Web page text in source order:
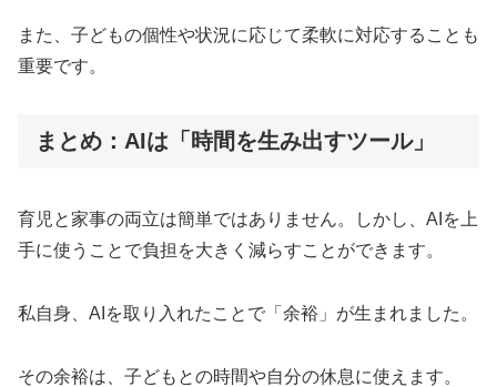
また、子どもの個性や状況に応じて柔軟に対応することも
重要です。
まとめ：AIは「時間を生み出すツール」
育児と家事の両立は簡単ではありません。しかし、AIを上
手に使うことで負担を大きく減らすことができます。
私自身、AIを取り入れたことで「余裕」が生まれました。
その余裕は、子どもとの時間や自分の休息に使えます。